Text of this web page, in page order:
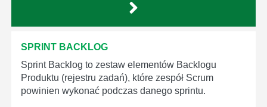
SPRINT BACKLOG
Sprint Backlog to zestaw elementów Backlogu
Produktu (rejestru zadań), które zespół Scrum
powinien wykonać podczas danego sprintu.